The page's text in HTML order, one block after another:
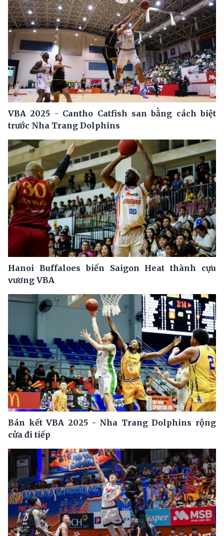
VBA 2025 - Cantho Catfish san bằng cách biệt
trước Nha Trang Dolphins
Hanoi Buffaloes biến Saigon Heat thành cựu
vương VBA
Bán kết VBA 2025 - Nha Trang Dolphins rộng
cửa đi tiếp